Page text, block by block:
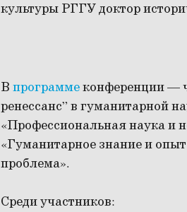
культуры РГГУ доктор
В программеконференции —
ренессанс” в гуманитарной
«Профессиональная наука и
«Гуманитарное знание и
проблема».
Среди участников: